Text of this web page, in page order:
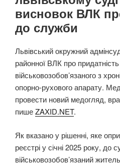
висновок ВЛК
до служби
Львівський окружний
районної ВЛК про
військовозобов’язаного з
опорно-рухового апарату.
провести новий медогляд,
пишеZAXID.NET.
Як вказано у рішенні, яке
реєстрі у січні 2025 року, до
військовозобов’язаний